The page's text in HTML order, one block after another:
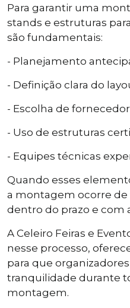
Para garantir uma
stands e estruturas
são fundamentais:
- Planejamento
- Definição clara do
- Escolha de
- Uso de estruturas
- Equipes técnicas
Quando esses
a montagem ocorre de
dentro do prazo e com
A Celeiro Feiras e
nesse processo,
para que
tranquilidade durante
montagem.